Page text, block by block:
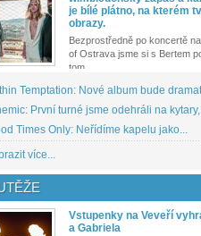
je bílé plátno, na kterém
obrazy.
Bezprostředně po koncertě
of Ostrava jsme si s Bertem
tom,...
Temptation: Nové album bude
První turné jsme odehráli na
Times Only: Neřídíme kapelu jako...
více...
Vstupenky na Veveří
a Gabriela